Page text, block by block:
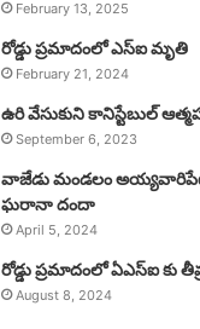
February 13, 2025
రోడ్డు ప్రమాదంలో ఎస్ఐ మృతి
February 21, 2024
ఉరి వేసుకుని కానిస్టేబుల్
September 6, 2023
వాజేడు మండలం
ఘరానా దందా
April 5, 2024
రోడ్డు ప్రమాదంలో ఏఎస్ఐ కు
August 8, 2024